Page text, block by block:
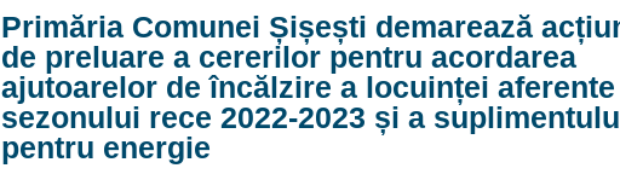
Primăria Comunei Șișești demarează
de preluare a cererilor pentru acordarea
ajutoarelor de încălzire a locuinței aferente
sezonului rece 2022-2023 și a
pentru energie